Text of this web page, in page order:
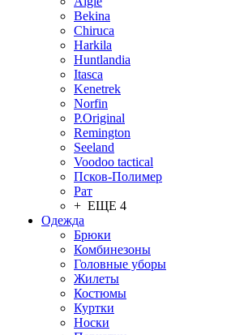
Bekina
Chiruсa
Harkila
Huntlandia
Itasca
Kenetrek
Norfin
P.Original
Remington
Seeland
Voodoo tactical
Псков-Полимер
Рат
+ ЕЩЕ 4
Одежда
Брюки
Комбинезоны
Головные уборы
Жилеты
Костюмы
Куртки
Носки